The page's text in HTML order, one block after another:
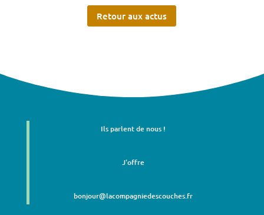
Retour aux actus
Ils parlent de nous !
J'offre
bonjour@lacompagniedescouches.fr